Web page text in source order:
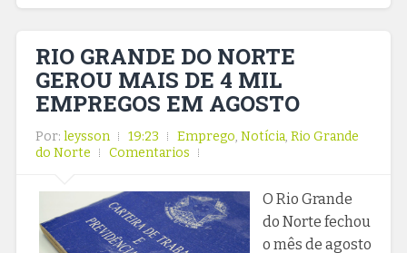
RIO GRANDE DO NORTE
GEROU MAIS DE 4 MIL
EMPREGOS EM AGOSTO
Por: leysson 19:23 Emprego, Notícia, Rio Grande
do Norte
Comentarios
O Rio Grande
do Norte fechou
o mês de agosto